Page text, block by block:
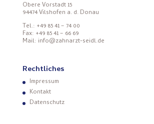
Obere Vorstadt 15
94474 Vilshofen a. d. Donau
Tel.: +49 85 41 – 74 00
Fax: +49 85 41 – 66 69
Mail: info@zahnarzt-seidl.de
Rechtliches
Impressum
Kontakt
Datenschutz